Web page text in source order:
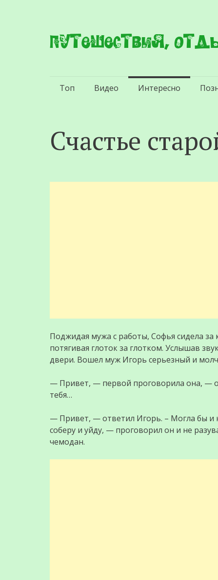
Путешествия,
Перейти
Топ Видео Интересно
Счастье
Поджидая мужа с работы, Софья сидела
потягивая глоток за глотком. Услышав
двери. Вошел муж Игорь серьезный и
— Привет, — первой проговорила она, —
тебя…
— Привет, — ответил Игорь. – Могла бы и
соберу и уйду, — проговорил он и не
чемодан.